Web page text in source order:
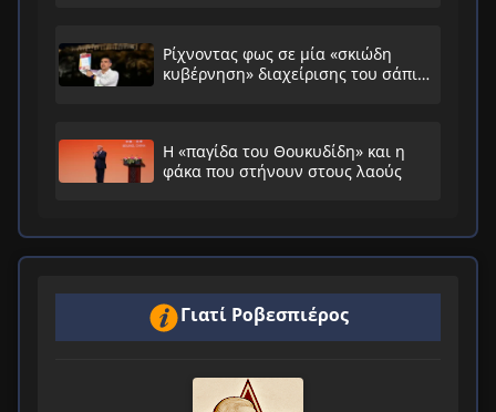
Ρίχνοντας φως σε μία «σκιώδη
κυβέρνηση» διαχείρισης του σάπιου
Η «παγίδα του Θουκυδίδη» και η
φάκα που στήνουν στους λαούς
Γιατί Ροβεσπιέρος